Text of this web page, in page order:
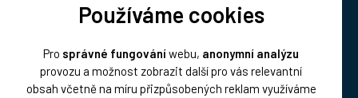
Používáme cookies
Pro správné fungováníwebu, anonymní analýzu
provozu a možnost zobrazit další pro vás relevantní
obsah včetně na míru přizpůsobených reklam využíváme